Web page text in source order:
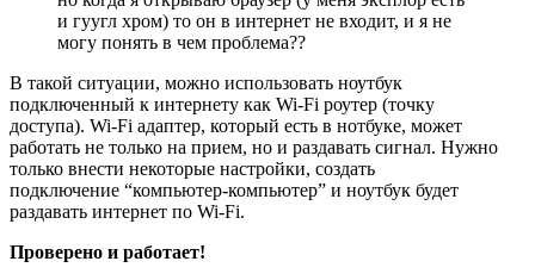
и гуугл хром) то он в интернет не входит, и я не
могу понять в чем проблема??
В такой ситуации, можно использовать ноутбук
подключенный к интернету как Wi-Fi роутер (точку
доступа). Wi-Fi адаптер, который есть в нотбуке, может
работать не только на прием, но и раздавать сигнал. Нужно
только внести некоторые настройки, создать
подключение “компьютер-компьютер” и ноутбук будет
раздавать интернет по Wi-Fi.
Проверено и работает!